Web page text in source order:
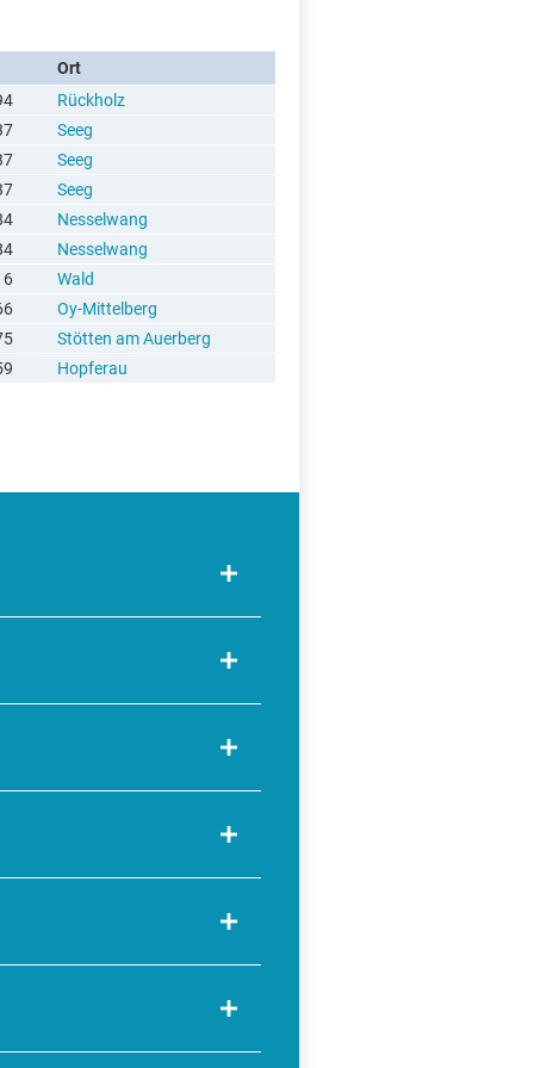
Ort
Rückholz
Seeg
Seeg
Seeg
Nesselwang
Nesselwang
Wald
Oy-Mittelberg
Stötten am Auerberg
Hopferau